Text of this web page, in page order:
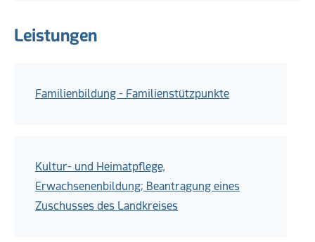
Leistungen
Familienbildung - Familienstützpunkte
Kultur- und Heimatpflege,
Erwachsenenbildung; Beantragung eines
Zuschusses des Landkreises